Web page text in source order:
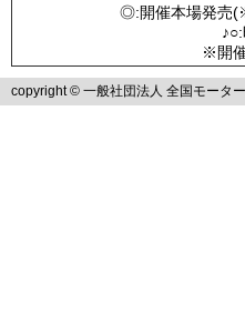
◎:開催本場発売
※開
copyright © 一般社団法人 全国モータ